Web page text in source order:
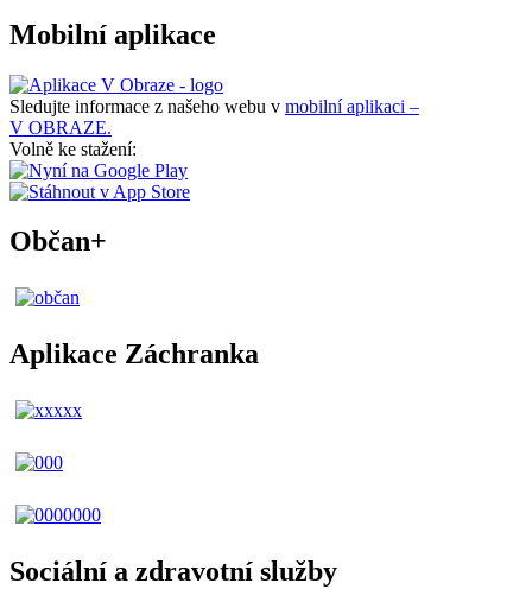
Mobilní aplikace
Sledujte informace z našeho webu v mobilní aplikaci –
V OBRAZE.
Volně ke stažení:
Občan+
Aplikace Záchranka
Sociální a zdravotní služby